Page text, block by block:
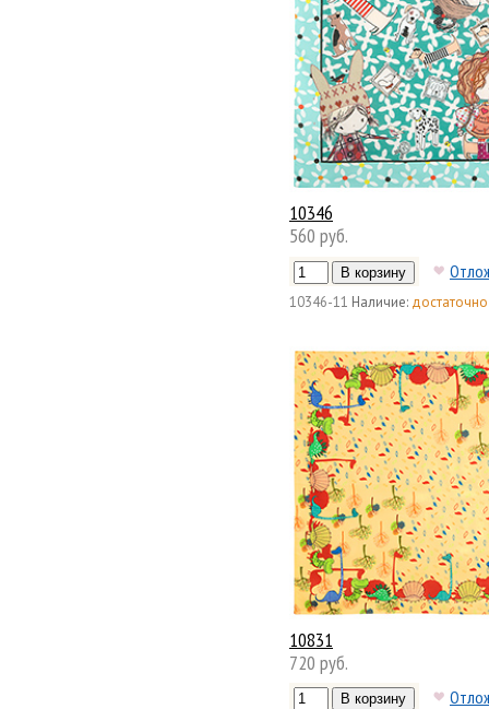
10346
560 руб.
10346-11 Наличие: достаточно
10831
720 руб.